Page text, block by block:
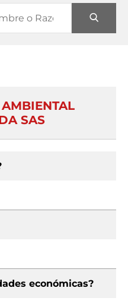
SAS
económicas?